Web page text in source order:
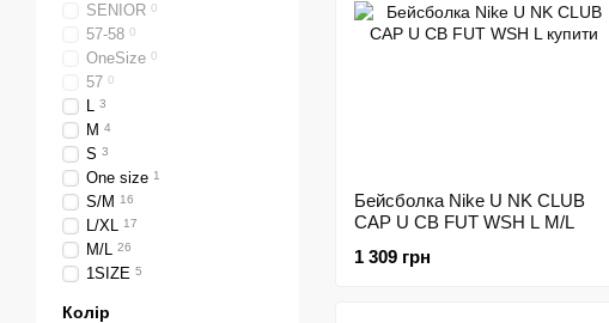
Бейсболка Nike U NK CLUB
CAP U CB FUT WSH L M/L
1 309 грн
SENIOR 0
57-58 0
OneSize 0
57 0
L 3
M 4
S 3
One size 1
S/M 16
L/XL 17
M/L 26
1SIZE 5
Колір